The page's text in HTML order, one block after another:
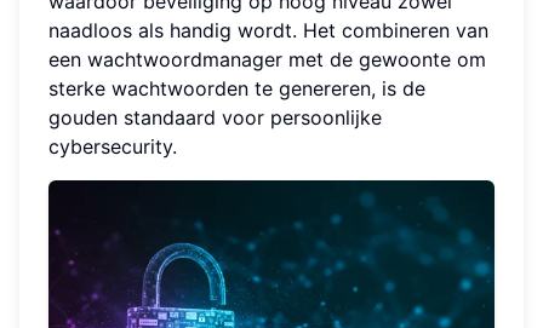
naadloos als handig wordt. Het combineren van
een wachtwoordmanager met de gewoonte om
sterke wachtwoorden te genereren, is de
gouden standaard voor persoonlijke
cybersecurity.